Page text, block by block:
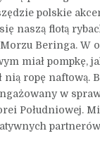
polskie
naszą flotą
Morzu Beringa. W
miał pompkę,
nią ropę naftową.
w
Południowej.